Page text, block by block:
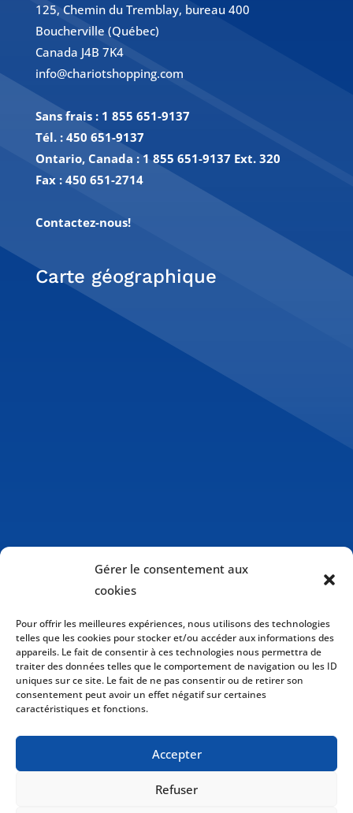
Gérer le consentement aux
cookies
Pour offrir les meilleures expériences, nous utilisons des technologies
telles que les cookies pour stocker et/ou accéder aux informations des
appareils. Le fait de consentir à ces technologies nous permettra de
traiter des données telles que le comportement de navigation ou les ID
uniques sur ce site. Le fait de ne pas consentir ou de retirer son
consentement peut avoir un effet négatif sur certaines
caractéristiques et fonctions.
Accepter
Refuser
125, Chemin du Tremblay, bureau 400
Boucherville (Québec)
Canada J4B 7K4
info@chariotshopping.com
Sans frais : 1 855 651-9137
Tél. : 450 651-9137
Ontario, Canada : 1 855 651-9137 Ext. 320
Fax : 450 651-2714
Contactez-nous!
Carte géographique
Politique de confidentialité